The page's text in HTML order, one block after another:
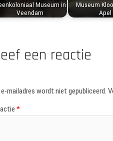
Museum in
Veendam
Museum
Apel
een reactie
mailadres wordt niet gepubliceerd.
*